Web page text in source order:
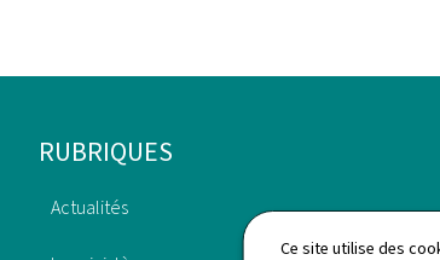
Ce site utilise des
Pied
de
RUBRIQUES
Actualités